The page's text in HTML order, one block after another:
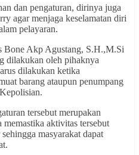
dan pengaturan, dirinya juga
agar menjaga keselamatan diri
pelayaran.
Bone Akp Agustang, S.H.,M.Si
dilakukan oleh pihaknya
dilakukan ketika
barang ataupun penumpang
tersebut merupakan
aktivitas tersebut
masyarakat dapat